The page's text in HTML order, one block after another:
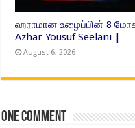
ஹராமான உழைப்பின் 8
Azhar Yousuf Seelani |
August 6, 2026
One comment